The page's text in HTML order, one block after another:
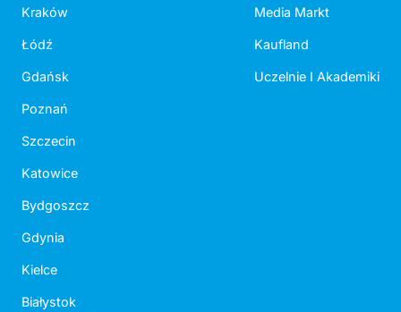
Kraków
Łódź
Gdańsk
Poznań
Szczecin
Katowice
Bydgoszcz
Gdynia
Kielce
Białystok
Media Markt
Kaufland
Uczelnie I Akademiki